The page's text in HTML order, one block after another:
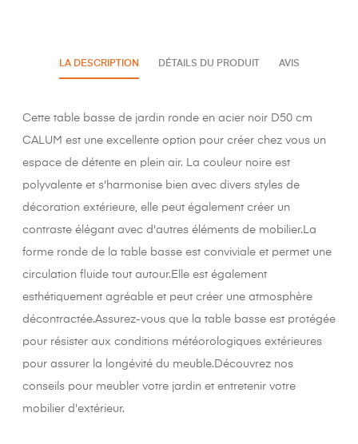
LA DESCRIPTION DÉTAILS DU PRODUIT AVIS
Cette table basse de jardin ronde en acier noir D50 cm
CALUM est une excellente option pour créer chez vous un
espace de détente en plein air. La couleur noire est
polyvalente et s'harmonise bien avec divers styles de
décoration extérieure, elle peut également créer un
contraste élégant avec d'autres éléments de mobilier.La
forme ronde de la table basse est conviviale et permet une
circulation fluide tout autour.Elle est également
esthétiquement agréable et peut créer une atmosphère
décontractée.Assurez-vous que la table basse est protégée
pour résister aux conditions météorologiques extérieures
pour assurer la longévité du meuble.Découvrez nos
conseils pour meubler votre jardin et entretenir votre
mobilier d'extérieur.